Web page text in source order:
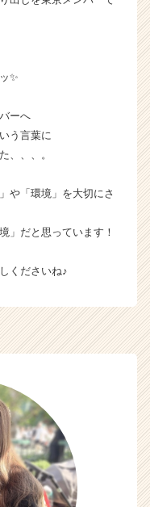
✨
ーへ
う言葉に
、、、。
や「環境」を大切にさ
」だと思っています！
くださいね♪